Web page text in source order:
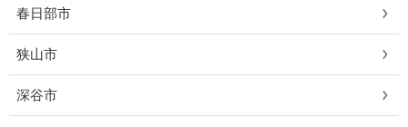
春日部市
狭山市
深谷市